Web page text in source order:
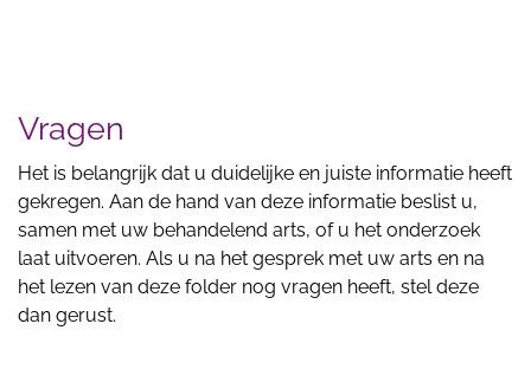
Vragen
Het is belangrijk dat u duidelijke en juiste informatie heeft
gekregen. Aan de hand van deze informatie beslist u,
samen met uw behandelend arts, of u het onderzoek
laat uitvoeren. Als u na het gesprek met uw arts en na
het lezen van deze folder nog vragen heeft, stel deze
dan gerust.